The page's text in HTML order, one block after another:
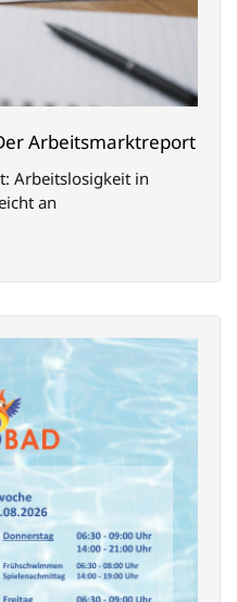
Arbeitsmarktreport
Arbeitslosigkeit in
an